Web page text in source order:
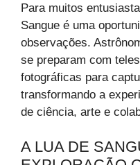
Para muitos
Sangue é uma
observações.
se preparam com
fotográficas para
transformando a
de ciência, arte e
A LUA DE